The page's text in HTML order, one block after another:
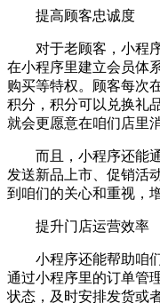
提高顾客忠诚度
对于老顾客，小程
在小程序里建立会员体
购买等特权。顾客每次
积分，积分可以兑换礼
就会更愿意在咱们店里
而且，小程序还能
发送新品上市、促销活
到咱们的关心和重视，
提升门店运营效率
小程序还能帮助咱
通过小程序里的订单管
状态，及时安排发货或